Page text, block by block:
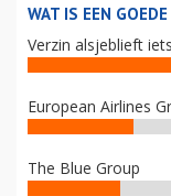
WAT IS EEN
Verzin alsjeblieft
European Airlines
The Blue Group